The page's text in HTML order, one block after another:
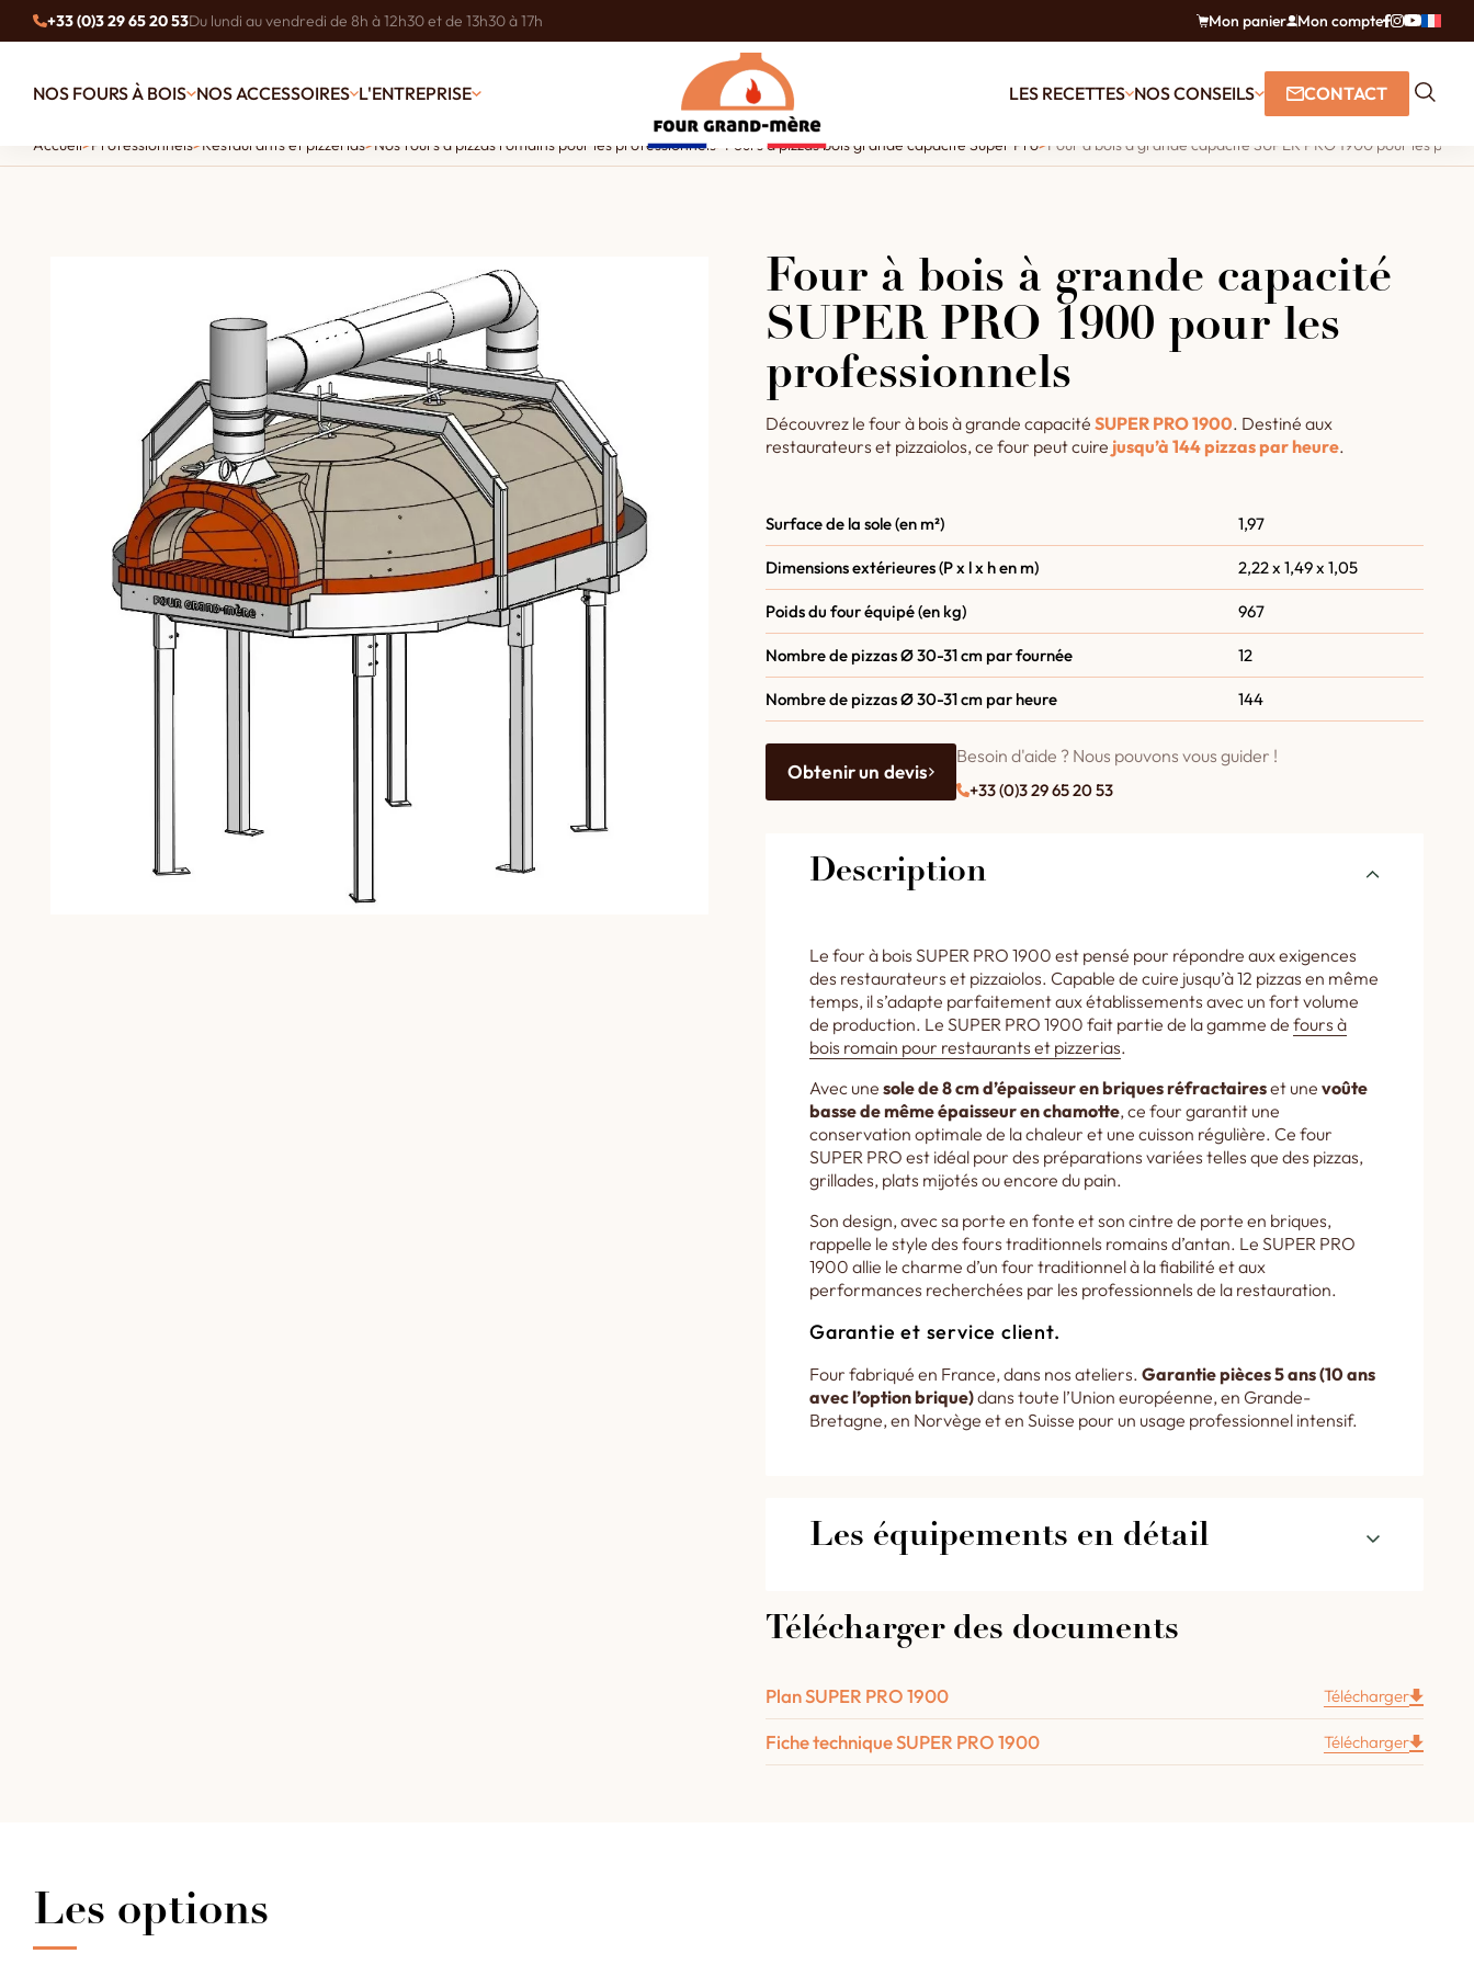
+33 (0)3 29 65 20 53Du lundi au vendredi de 8h à 12h30 et de 13h30 à 17h Mon panier Mon compte
NOS FOURS À BOIS NOS ACCESSOIRES L'ENTREPRISE LES RECETTES NOS CONSEILS CONTACT
Accueil>Professionnels>Restaurants et pizzerias>Nos fours à pizzas romains pour les professionnels> Fours à pizzas bois grande capacité Super Pro>Four à bois à grande capacité SUPER PRO 1900 pour les
Four à bois à grande capacité
SUPER PRO 1900 pour les
professionnels
Découvrez le four à bois à grande capacité SUPER PRO 1900. Destiné aux
restaurateurs et pizzaiolos, ce four peut cuire jusqu’à 144 pizzas par heure.
Surface de la sole (en m²) 1,97
Dimensions extérieures (P x l x h en m) 2,22 x 1,49 x 1,05
Poids du four équipé (en kg) 967
Nombre de pizzas Ø 30-31 cm par fournée 12
Nombre de pizzas Ø 30-31 cm par heure 144
Obtenir un devis
Besoin d'aide ? Nous pouvons vous guider !
+33 (0)3 29 65 20 53
Description
Le four à bois SUPER PRO 1900 est pensé pour répondre aux exigences
des restaurateurs et pizzaiolos. Capable de cuire jusqu’à 12 pizzas en même
temps, il s’adapte parfaitement aux établissements avec un fort volume
de production. Le SUPER PRO 1900 fait partie de la gamme de fours à
bois romain pour restaurants et pizzerias.
Avec une sole de 8 cm d’épaisseur en briques réfractaireset une voûte
basse de même épaisseur en chamotte, ce four garantit une
conservation optimale de la chaleur et une cuisson régulière. Ce four
SUPER PRO est idéal pour des préparations variées telles que des pizzas,
grillades, plats mijotés ou encore du pain.
Son design, avec sa porte en fonte et son cintre de porte en briques,
rappelle le style des fours traditionnels romains d’antan. Le SUPER PRO
1900 allie le charme d’un four traditionnel à la fiabilité et aux
performances recherchées par les professionnels de la restauration.
Garantie et service client.
Four fabriqué en France, dans nos ateliers. Garantie pièces 5 ans (10 ans
avec l’option brique)dans toute l’Union européenne, en Grande-
Bretagne, en Norvège et en Suisse pour un usage professionnel intensif.
Les équipements en détail
restaurants et pizzerias en détail :
Une sole constituées de briques de 6cm d’épaisseur.
Une voute en chamotte de 8 cm d’épaisseur.
Télécharger des documents
Plan SUPER PRO 1900 Télécharger
Fiche technique SUPER PRO 1900 Télécharger
Les options